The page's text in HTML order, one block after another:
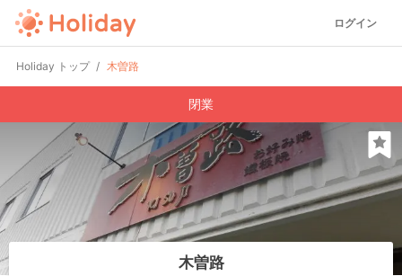
ログイン
Holiday トップ 木曽路
閉業
木曽路